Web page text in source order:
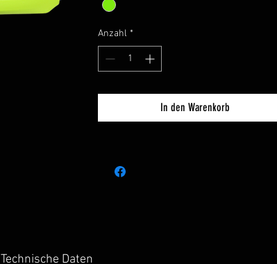
kürzer als sein großer Bruder und
Dadurch ist er viel wendiger und
deutlich besser für Flüsse
geeignet. Aber auch die gemütliche
Tour auf dem See, ein sportliches
Paddelabenteuer auf dem
Kleinfluss oder Action im
Laufeigenschaften mit
Anzahl *
In den Warenkorb
Technische Daten